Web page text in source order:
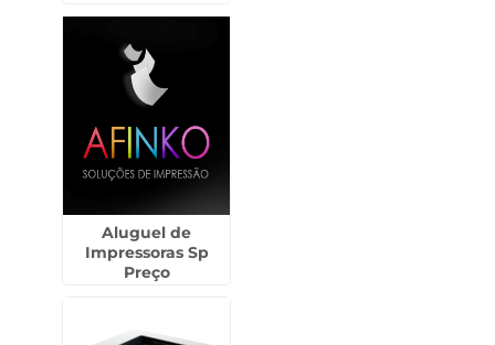
Aluguel de
Impressoras Sp
Preço